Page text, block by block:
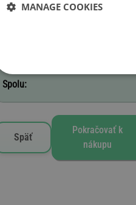
Vybrané známky
Spolu:
Späť
Pokračovať k
nákupu
MANAGE COOKIES